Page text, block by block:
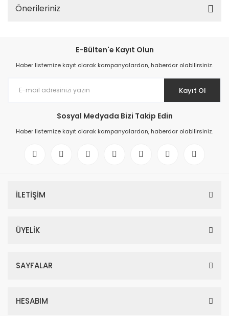
Önerileriniz
E-Bülten'e Kayıt Olun
Haber listemize kayıt olarak kampanyalardan, haberdar olabilirsiniz.
Kayıt Ol
Sosyal Medyada Bizi Takip Edin
Haber listemize kayıt olarak kampanyalardan, haberdar olabilirsiniz.
İLETİŞİM
ÜYELİK
SAYFALAR
HESABIM